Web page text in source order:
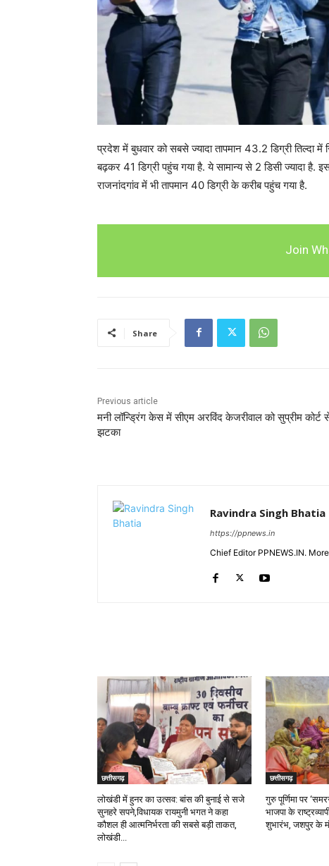
प्रदेश में बुधवार को सबसे ज्यादा तापमान 43.2 डिग्री तिल्दा में
बढ़कर 41 डिग्री पहुंच गया है. ये सामान्य से 2 डिसी ज्यादा
राजनांदगांव में भी तापमान 40 डिग्री के करीब पहुंच गया है.
Join
Share
Previous article
मनी लॉन्ड्रिंग केस में सीएम अरविंद केजरीवाल को सुप्रीम कोर्ट
झटका
Ravindra Singh Bhatia
https://ppnews.in
Chief Editor PPNEWS.IN.
छत्तीसगढ़
लोखंडी में हुनर का उत्सव: बांस की बुनाई से सजे
सुनहरे सपने,विधायक रायमुनी भगत ने कहा
कौशल ही आत्मनिर्भरता की सबसे बड़ी ताकत,
लोखंडी...
छत्तीसगढ़
गुरु पूर्णिमा पर
भाजपा के
शुभारंभ, जशपुर के